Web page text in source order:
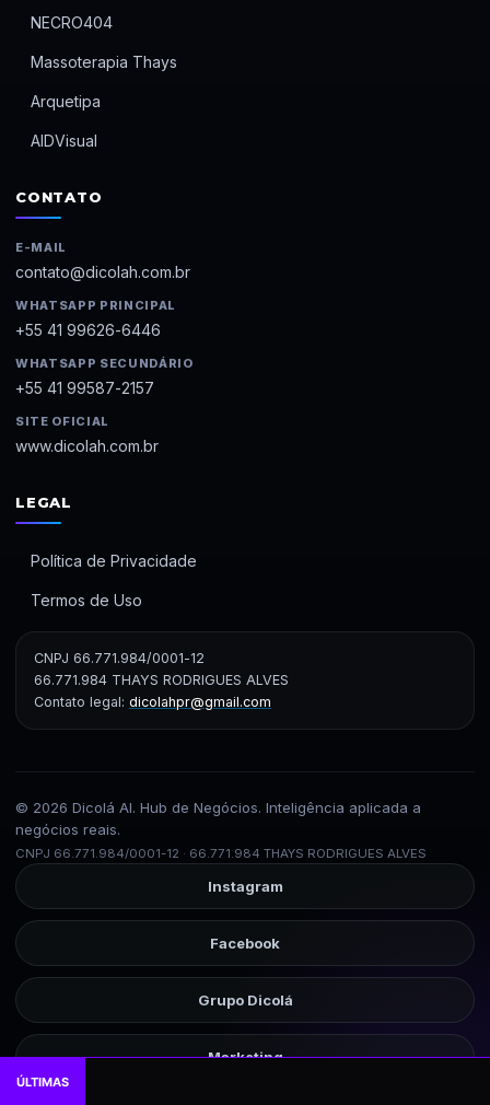
NECRO404
Massoterapia Thays
Arquetipa
AIDVisual
CONTATO
E-MAIL
contato@dicolah.com.br
WHATSAPP PRINCIPAL
+55 41 99626-6446
WHATSAPP SECUNDÁRIO
+55 41 99587-2157
SITE OFICIAL
www.dicolah.com.br
LEGAL
Política de Privacidade
Termos de Uso
CNPJ 66.771.984/0001-12
66.771.984 THAYS RODRIGUES ALVES
Contato legal: dicolahpr@gmail.com
© 2026 Dicolá AI. Hub de Negócios. Inteligência aplicada a
negócios reais.
CNPJ 66.771.984/0001-12 · 66.771.984 THAYS RODRIGUES ALVES
Instagram
Facebook
Grupo Dicolá
Marketing
ÚLTIMAS